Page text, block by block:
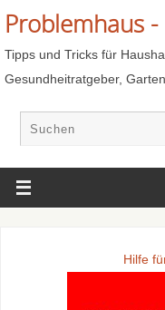
Problemhaus
Tipps und Tricks für
Gesundheitratgeber,
Hilfe